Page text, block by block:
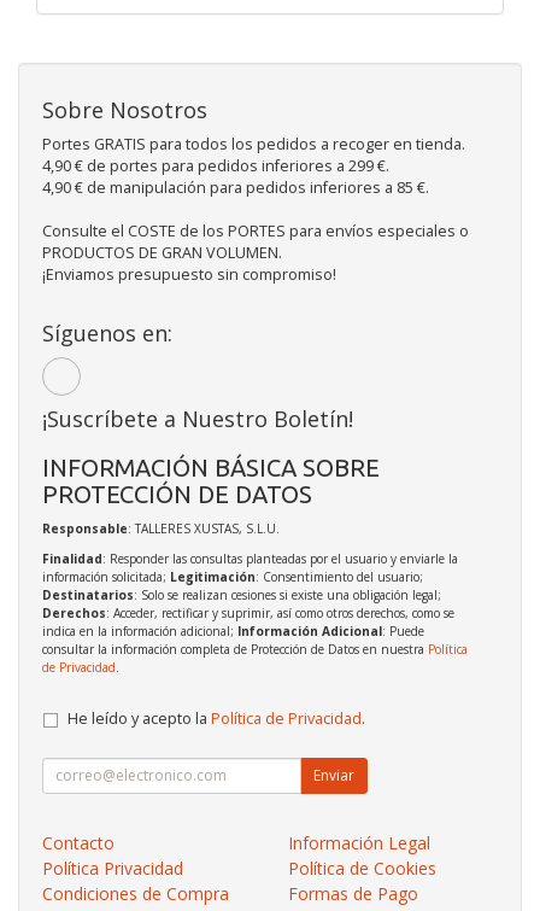
Sobre Nosotros
Portes GRATIS para todos los pedidos a recoger en tienda.
4,90 € de portes para pedidos inferiores a 299 €.
4,90 € de manipulación para pedidos inferiores a 85 €.
Consulte el COSTE de los PORTES para envíos especiales o
PRODUCTOS DE GRAN VOLUMEN.
¡Enviamos presupuesto sin compromiso!
Síguenos en:
¡Suscríbete a Nuestro Boletín!
INFORMACIÓN BÁSICA SOBRE
PROTECCIÓN DE DATOS
Responsable: TALLERES XUSTAS, S.L.U.
Finalidad: Responder las consultas planteadas por el usuario y enviarle la
información solicitada; Legitimación: Consentimiento del usuario;
Destinatarios: Solo se realizan cesiones si existe una obligación legal;
Derechos: Acceder, rectificar y suprimir, así como otros derechos, como se
indica en la información adicional; Información Adicional: Puede
consultar la información completa de Protección de Datos en nuestra Política
de Privacidad
He leído y acepto la Política de Privacidad.
Enviar
Contacto
Información Legal
Política Privacidad
Política de Cookies
Condiciones de Compra
Formas de Pago